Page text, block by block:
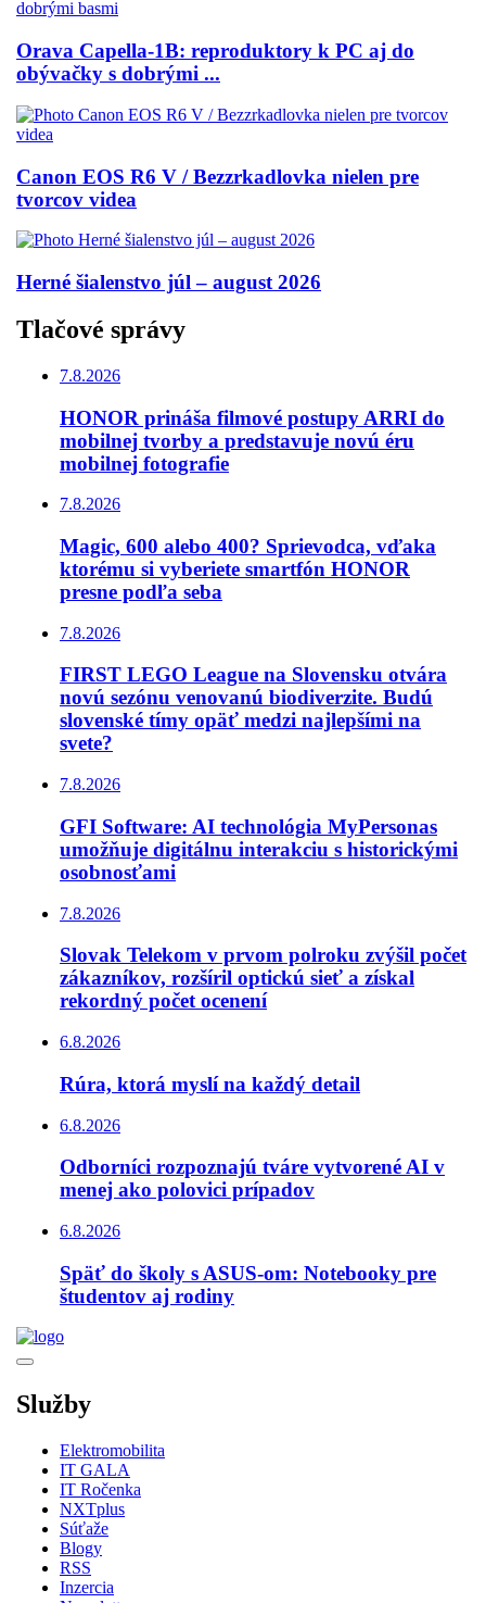
Orava Capella-1B: reproduktory k PC aj do
obývačky s dobrými ...
Canon EOS R6 V / Bezzrkadlovka nielen pre
tvorcov videa
Herné šialenstvo júl – august 2026
Tlačové správy
7.8.2026
HONOR prináša filmové postupy ARRI do
mobilnej tvorby a predstavuje novú éru
mobilnej fotografie
7.8.2026
Magic, 600 alebo 400? Sprievodca, vďaka
ktorému si vyberiete smartfón HONOR
presne podľa seba
7.8.2026
FIRST LEGO League na Slovensku otvára
novú sezónu venovanú biodiverzite. Budú
slovenské tímy opäť medzi najlepšími na
svete?
7.8.2026
GFI Software: AI technológia MyPersonas
umožňuje digitálnu interakciu s historickými
osobnosťami
7.8.2026
Slovak Telekom v prvom polroku zvýšil počet
zákazníkov, rozšíril optickú sieť a získal
rekordný počet ocenení
6.8.2026
Rúra, ktorá myslí na každý detail
6.8.2026
Odborníci rozpoznajú tváre vytvorené AI v
menej ako polovici prípadov
6.8.2026
Späť do školy s ASUS-om: Notebooky pre
študentov aj rodiny
Služby
Elektromobilita
IT GALA
IT Ročenka
NXTplus
Súťaže
Blogy
RSS
Inzercia